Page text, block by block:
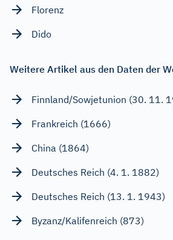
Florenz
Dido
Weitere Artikel aus den Daten der
Finnland/Sowjetunion (30. 11.
Frankreich (1666)
China (1864)
Deutsches Reich (4. 1. 1882)
Deutsches Reich (13. 1. 1943)
Byzanz/Kalifenreich (873)